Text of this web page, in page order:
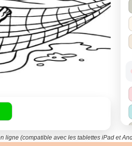
ligne (compatible avec les tablettes iPad et